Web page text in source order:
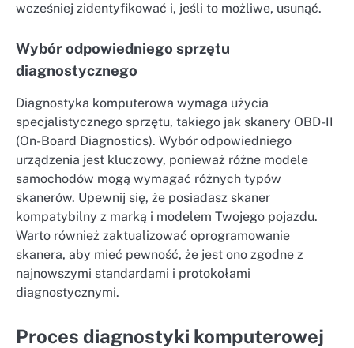
wcześniej zidentyfikować i, jeśli to możliwe, usunąć.
Wybór odpowiedniego sprzętu
diagnostycznego
Diagnostyka komputerowa wymaga użycia
specjalistycznego sprzętu, takiego jak skanery OBD-II
(On-Board Diagnostics). Wybór odpowiedniego
urządzenia jest kluczowy, ponieważ różne modele
samochodów mogą wymagać różnych typów
skanerów. Upewnij się, że posiadasz skaner
kompatybilny z marką i modelem Twojego pojazdu.
Warto również zaktualizować oprogramowanie
skanera, aby mieć pewność, że jest ono zgodne z
najnowszymi standardami i protokołami
diagnostycznymi.
Proces diagnostyki komputerowej